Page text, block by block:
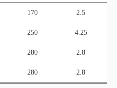
170 2.5
250 4.25
280 2.8
280 2.8